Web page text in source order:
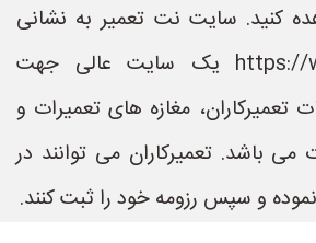
کنید. سایت نت تعمیر به نشانی
https://www.NetTamir.ir یک سایت عالی جهت
تعمیرکاران، مغازه های تعمیرات و
باشد. تعمیرکاران می توانند در
و سپس رزومه خود را ثبت کنند.